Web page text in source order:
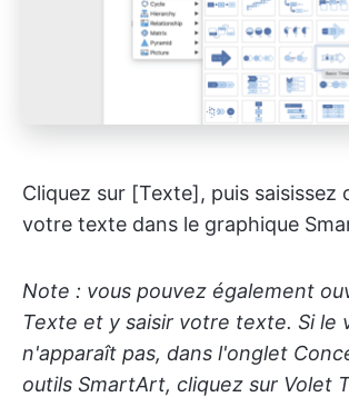
Cliquez sur [Texte], puis saisissez
votre texte dans le graphique
Note : vous pouvez également
Texte et y saisir votre texte. Si le
n'apparaît pas, dans l'onglet
outils SmartArt, cliquez sur Volet